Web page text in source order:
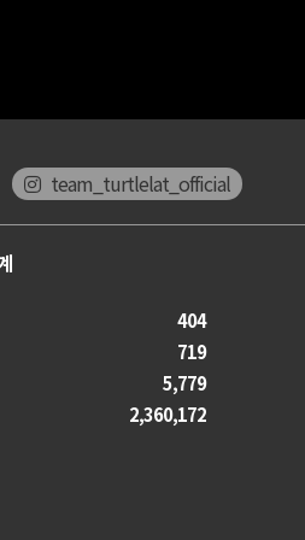
team_turtlelat_official
404
719
5,779
2,360,172